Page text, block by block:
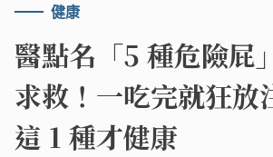
健康
醫點名「5 種危險屁
求救！一吃完就狂放
這 1 種才健康